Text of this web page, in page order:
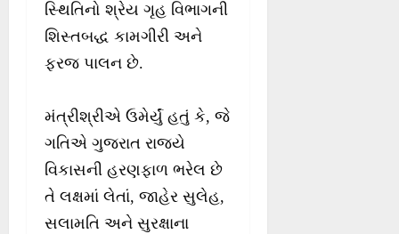
સ્થિતિનો શ્રેય ગૃહ વિભાગની
શિસ્તબદ્ધ કામગીરી અને
ફરજ પાલન છે.
મંત્રીશ્રીએ ઉમેર્યું હતું કે, જે
ગતિએ ગુજરાત રાજ્યે
વિકાસની હરણફાળ ભરેલ છે
તે લક્ષમાં લેતાં, જાહેર સુલેહ,
સલામતિ અને સુરક્ષાના